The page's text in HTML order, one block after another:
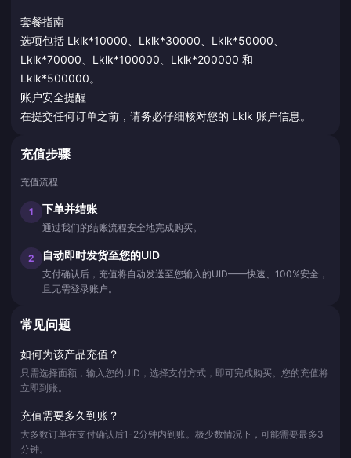
套餐指南
选项包括 Lklk*10000、Lklk*30000、Lklk*50000、
Lklk*70000、Lklk*100000、Lklk*200000 和
Lklk*500000。
账户安全提醒
在提交任何订单之前，请务必仔细核对您的 Lklk 账户信息。
充值步骤
充值流程
1 下单并结账
通过我们的结账流程安全地完成购买。
2 自动即时发货至您的UID
支付确认后，充值将自动发送至您输入的UID——快速、100%安全，
且无需登录账户。
常见问题
如何为该产品充值？
只需选择面额，输入您的UID，选择支付方式，即可完成购买。您的充值将
立即到账。
充值需要多久到账？
大多数订单在支付确认后1-2分钟内到账。极少数情况下，可能需要最多3
分钟。